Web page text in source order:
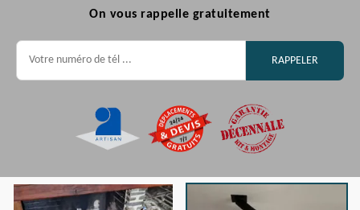
On vous rappelle gratuitement